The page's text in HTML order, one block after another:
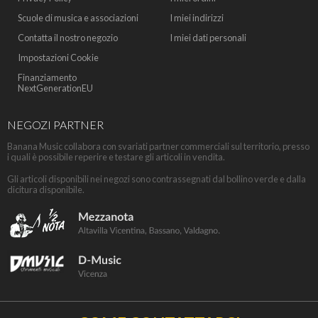
Scuole di musica e associazioni
Contatta il nostro negozio
Impostazioni Cookie
Finanziamento
NextGenerationEU
I miei indirizzi
I miei dati personali
NEGOZI PARTNER
Banana Music collabora con svariati partner commerciali sul territorio, presso
i quali è possibile reperire e testare gli articoli in vendita.
Gli articoli disponibili nei negozi sono contrassegnati dal bollino verde e dalla
dicitura disponibile.